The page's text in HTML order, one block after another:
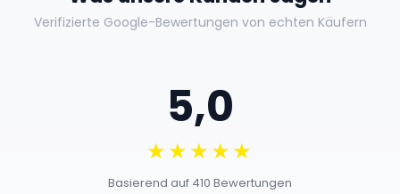
Verifizierte Google-Bewertungen von echten Käufern
5,0
★★★★★
Basierend auf 410 Bewertungen